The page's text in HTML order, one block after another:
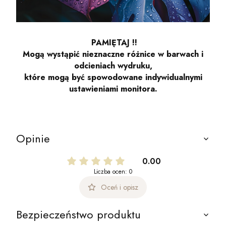
PAMIĘTAJ !!
Mogą wystąpić nieznaczne różnice w barwach i
odcieniach wydruku,
które mogą być spowodowane indywidualnymi
ustawieniami monitora.
Opinie
0.00
Liczba ocen: 0
Oceń i opisz
Bezpieczeństwo produktu